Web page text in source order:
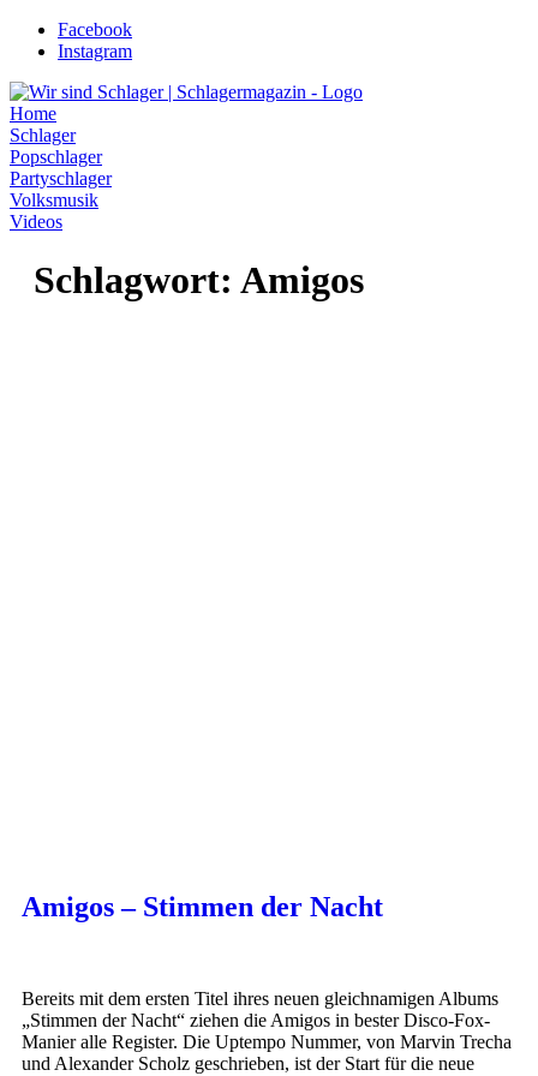
Zum
Inhalt
Facebook
Instagram
Home
Schlager
Popschlager
Partyschlager
Volksmusik
Videos
Schlagwort: Amigos
Amigos – Stimmen der Nacht
Bereits mit dem ersten Titel ihres neuen gleichnamigen Albums
„Stimmen der Nacht“ ziehen die Amigos in bester Disco-Fox-
Manier alle Register. Die Uptempo Nummer, von Marvin Trecha
und Alexander Scholz geschrieben, ist der Start für die neue